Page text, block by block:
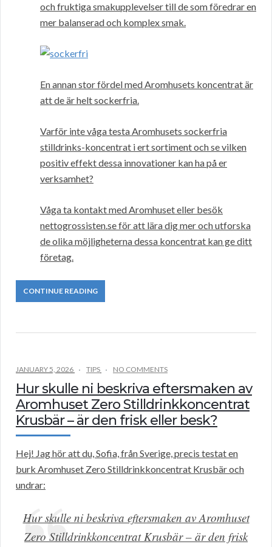
och fruktiga smakupplevelser till de som föredrar en
mer balanserad och komplex smak.
En annan stor fördel med Aromhusets koncentrat är
att de är helt sockerfria.
Varför inte våga testa Aromhusets sockerfria
stilldrinks-koncentrat i ert sortiment och se vilken
positiv effekt dessa innovationer kan ha på er
verksamhet?
Våga ta kontakt med Aromhuset eller besök
nettogrossisten.se för att lära dig mer och utforska
de olika möjligheterna dessa koncentrat kan ge ditt
företag.
CONTINUE READING
JANUARY 5, 2026 TIPS NO COMMENTS
Hur skulle ni beskriva eftersmaken av
Aromhuset Zero Stilldrinkkoncentrat
Krusbär – är den frisk eller besk?
Hej! Jag hör att du, Sofia, från Sverige, precis testat en
burk Aromhuset Zero Stilldrinkkoncentrat Krusbär och
undrar:
Hur skulle ni beskriva eftersmaken av Aromhuset
Zero Stilldrinkkoncentrat Krusbär – är den frisk